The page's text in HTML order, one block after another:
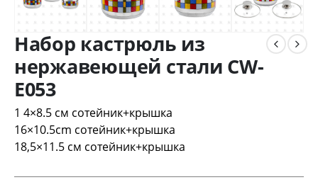
Набор кастрюль из
нержавеющей стали CW-
E053
1 4×8.5 см сотейник+крышка
16×10.5cm сотейник+крышка
18,5×11.5 см сотейник+крышка